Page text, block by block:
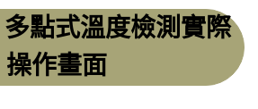
點式溫度檢測實際
操作畫面